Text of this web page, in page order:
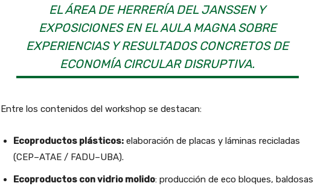
EL ÁREA DE HERRERÍA DEL JANSSEN Y
EXPOSICIONES EN EL AULA MAGNA SOBRE
EXPERIENCIAS Y RESULTADOS CONCRETOS DE
ECONOMÍA CIRCULAR DISRUPTIVA.
Entre los contenidos del workshop se destacan:
Ecoproductos plásticos:elaboración de placas y láminas recicladas
(CEP–ATAE / FADU–UBA).
Ecoproductos con vidrio molido: producción de eco bloques, baldosas